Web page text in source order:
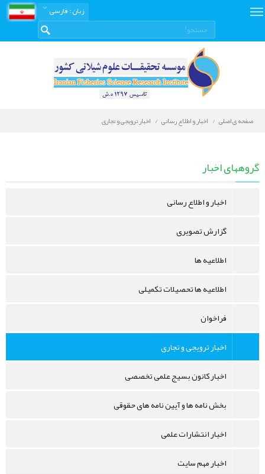
زبان: فارسی
صفحه ی اصلی اخبار و اطلاع رسانی اخبار ترویجی و تجاری
و
اطلاع
رسانی
گروههای اخبار
اخبار و اطلاع رسانی
گزارش تصویری
اطلاعیه ها
اطلاعیه ها تحصیلات تکمیلی
فراخوان
اخبار ترویجی و تجاری
اخبار کانون بسیج علمی تخصصی
بخش نامه ها و آیین نامه های حقوقی
اخبار انتشارات علمی
اخبار مهم سایت